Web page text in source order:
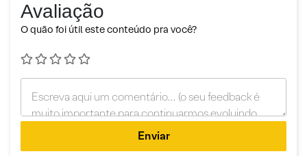
Avaliação
O quão foi útil este conteúdo pra você?
Enviar